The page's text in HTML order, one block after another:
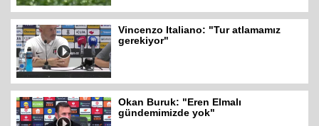
Vincenzo Italiano: "Tur atlamamız
gerekiyor"
Okan Buruk: "Eren Elmalı
gündemimizde yok"